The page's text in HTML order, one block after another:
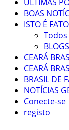
BOAS
ISTO É
Todos
CEARÁ
CEARÁ
BRASIL DE
NOTÍCIAS
Conecte-se
registo